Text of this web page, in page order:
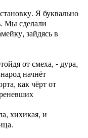
Я буквально
Мы сделали
зайдясь в
от смеха, - дура,
начнёт
как чёрт от
хихикая, и